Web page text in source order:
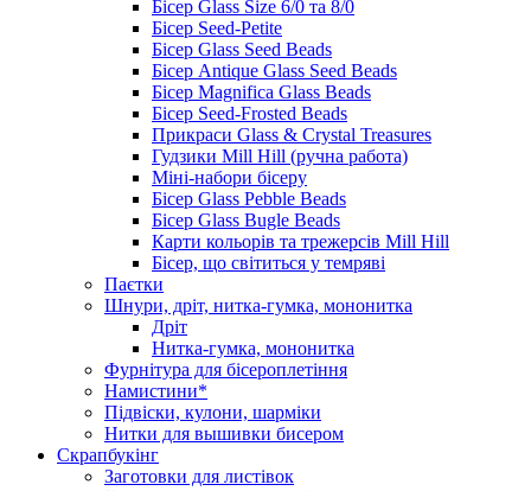
Бісер Glass Size 6/0 та 8/0
Бісер Seed-Petite
Бісер Glass Seed Beads
Бісер Antique Glass Seed Beads
Бісер Magnifica Glass Beads
Бісер Seed-Frosted Beads
Прикраси Glass & Crystal Treasures
Гудзики Mill Hill (ручна работа)
Міні-набори бісеру
Бісер Glass Pebble Beads
Бісер Glass Bugle Beads
Карти кольорів та трежерсів Mill Hill
Бісер, що світиться у темряві
Паєтки
Шнури, дріт, нитка-гумка, мононитка
Дріт
Нитка-гумка, мононитка
Фурнітура для бісероплетіння
Намистини*
Підвіски, кулони, шарміки
Нитки для вышивки бисером
Скрапбукінг
Заготовки для листівок